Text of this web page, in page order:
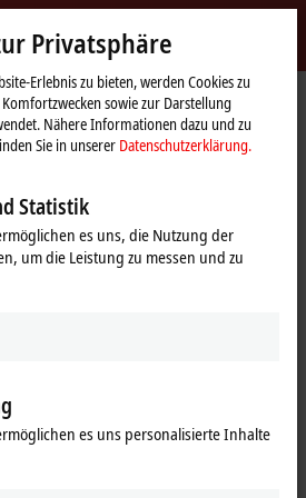
myBeckhoff
SPS 2019: TwinCAT Cloud Engineering
zeigen wir das Video und passen die
an, dabei wird externer Inhalt von
Beachten Sie dazu bitte unsere
Privatsphäre
Erlebnis zu bieten, werden Cookies zu
sowie zur Darstellung
Nähere Informationen dazu und zu
Sie in unserer Datenschutzerklärung.
Statistik
es uns, die Nutzung der
um die Leistung zu messen und zu
es uns personalisierte Inhalte